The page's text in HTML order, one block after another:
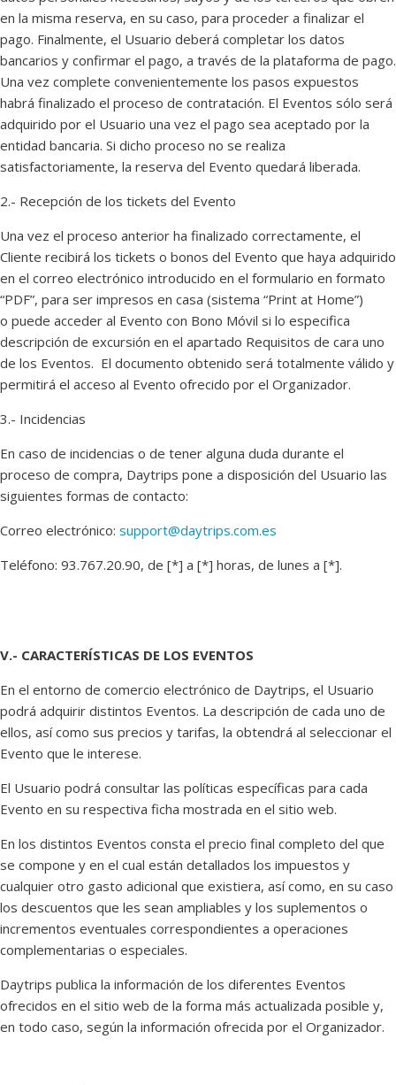
en la misma reserva, en su caso, para proceder a finalizar el
pago. Finalmente, el Usuario deberá completar los datos
bancarios y confirmar el pago, a través de la plataforma de pago.
Una vez complete convenientemente los pasos expuestos
habrá finalizado el proceso de contratación. El Eventos sólo será
adquirido por el Usuario una vez el pago sea aceptado por la
entidad bancaria. Si dicho proceso no se realiza
satisfactoriamente, la reserva del Evento quedará liberada.
2.- Recepción de los tickets del Evento
Una vez el proceso anterior ha finalizado correctamente, el
Cliente recibirá los tickets o bonos del Evento que haya adquirido
en el correo electrónico introducido en el formulario en formato
“PDF”, para ser impresos en casa (sistema “Print at Home”)
o puede acceder al Evento con Bono Móvil si lo especifica
descripción de excursión en el apartado Requisitos de cara uno
de los Eventos. El documento obtenido será totalmente válido y
permitirá el acceso al Evento ofrecido por el Organizador.
3.- Incidencias
En caso de incidencias o de tener alguna duda durante el
proceso de compra, Daytrips pone a disposición del Usuario las
siguientes formas de contacto:
Correo electrónico: support@daytrips.com.es
Teléfono: 93.767.20.90, de [*] a [*] horas, de lunes a [*].
V.- CARACTERÍSTICAS DE LOS EVENTOS
En el entorno de comercio electrónico de Daytrips, el Usuario
podrá adquirir distintos Eventos. La descripción de cada uno de
ellos, así como sus precios y tarifas, la obtendrá al seleccionar el
Evento que le interese.
El Usuario podrá consultar las políticas específicas para cada
Evento en su respectiva ficha mostrada en el sitio web.
En los distintos Eventos consta el precio final completo del que
se compone y en el cual están detallados los impuestos y
cualquier otro gasto adicional que existiera, así como, en su caso
los descuentos que les sean ampliables y los suplementos o
incrementos eventuales correspondientes a operaciones
complementarias o especiales.
Daytrips publica la información de los diferentes Eventos
ofrecidos en el sitio web de la forma más actualizada posible y,
en todo caso, según la información ofrecida por el Organizador.